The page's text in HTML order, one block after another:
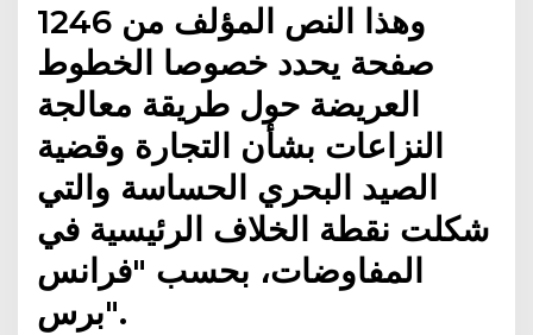
وهذا النص المؤلف من 1246
صفحة يحدد خصوصا الخطوط
العريضة حول طريقة معالجة
النزاعات بشأن التجارة وقضية
الصيد البحري الحساسة والتي
شكلت نقطة الخلاف الرئيسية في
المفاوضات، بحسب "فرانس
برس".